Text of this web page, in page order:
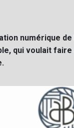
numérique
qui voulait